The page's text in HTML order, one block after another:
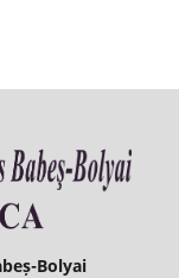
Bolyai